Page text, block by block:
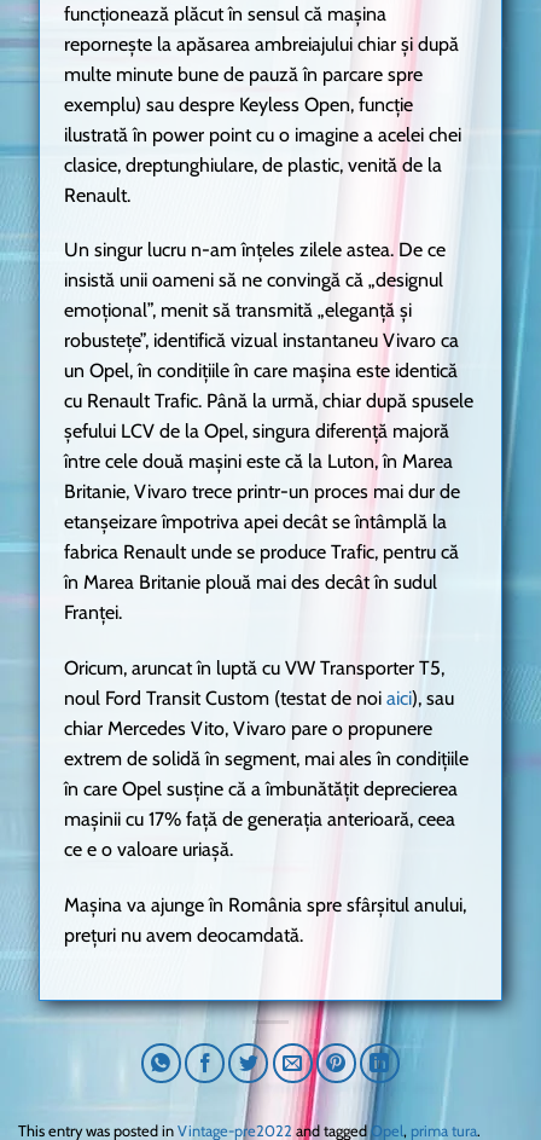
funcționează plăcut în sensul că mașina
repornește la apăsarea ambreiajului chiar și după
multe minute bune de pauză în parcare spre
exemplu) sau despre Keyless Open, funcție
ilustrată în power point cu o imagine a acelei chei
clasice, dreptunghiulare, de plastic, venită de la
Renault.
Un singur lucru n-am înțeles zilele astea. De ce
insistă unii oameni să ne convingă că „designul
emoțional”, menit să transmită „eleganță și
robustețe”, identifică vizual instantaneu Vivaro ca
un Opel, în condițiile în care mașina este identică
cu Renault Trafic. Până la urmă, chiar după spusele
șefului LCV de la Opel, singura diferență majoră
între cele două mașini este că la Luton, în Marea
Britanie, Vivaro trece printr-un proces mai dur de
etanșeizare împotriva apei decât se întâmplă la
fabrica Renault unde se produce Trafic, pentru că
în Marea Britanie plouă mai des decât în sudul
Franței.
Oricum, aruncat în luptă cu VW Transporter T5,
noul Ford Transit Custom (testat de noi aici), sau
chiar Mercedes Vito, Vivaro pare o propunere
extrem de solidă în segment, mai ales în condițiile
în care Opel susține că a îmbunătățit deprecierea
mașinii cu 17% față de generația anterioară, ceea
ce e o valoare uriașă.
Mașina va ajunge în România spre sfârșitul anului,
prețuri nu avem deocamdată.
This entry was posted in Vintage-pre2022 and taggedOpel, prima tura.